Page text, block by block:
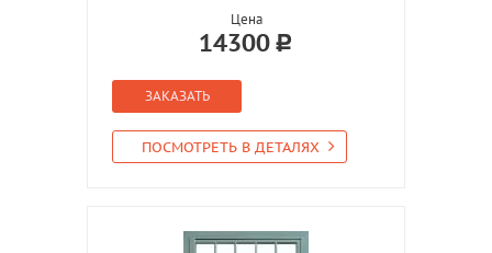
Цена
14300
ЗАКАЗАТЬ
ПОСМОТРЕТЬ В ДЕТАЛЯХ